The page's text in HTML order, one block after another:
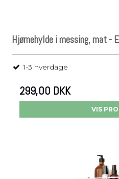
Hjørnehylde i messing, mat -
1-3 hverdage
299,00 DKK
VIS